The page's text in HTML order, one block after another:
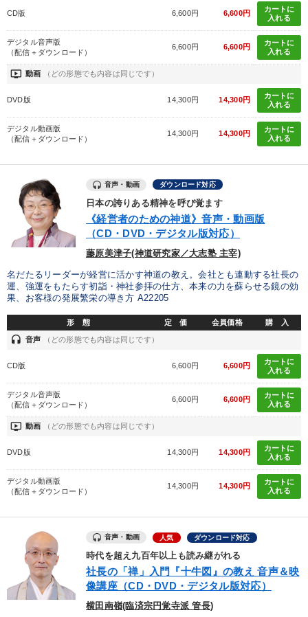
すべての音声・動画（全2076タイトル）からお探しいただけます
タグ・キーワード
未来先見 株式投資 中小企業 労務問題・リスク対策
思考法 会社を守る イノベーション 企業成長
推薦 金融 広報・PR 会長 運勢・先見
いい会社 通販
※「更新」を押すと「タグ・キーワード」を更新いただけます。
CD版 6,600円 6,600円
カートに
入れる
デジタル音声版
（配信＋ダウンロード）
6,600円 6,600円
カートに
入れる
ondemand_video 動画 （どの形態でも内容は同じです）
DVD版 14,300円 14,300円
カートに
入れる
デジタル動画版
（配信＋ダウンロード）
14,300円 14,300円
カートに
入れる
音声・動画 ダウンロード対応
日本の誇りある精神を呼び覚ます
《経営者のための神道》音声・動画版
（CD・DVD・デジタル版対応）
藤原美津子(神道研究家／大志塾 主宰)
名だたるリーダーが経営に活かす神道の教え。会社とも連動する社長の
運、強運をもたらす初詣・神社参拝の仕方、本来の力を蘇らせる鏡の効
果、お客様の発展繁栄の導き方 A22205
形 態 定 価 会員価格 購 入
headset 音声 （どの形態でも内容は同じです）
CD版 6,600円 6,600円
カートに
入れる
デジタル音声版
（配信＋ダウンロード）
6,600円 6,600円
カートに
入れる
ondemand_video 動画 （どの形態でも内容は同じです）
DVD版 14,300円 14,300円
カートに
入れる
デジタル動画版
（配信＋ダウンロード）
14,300円 14,300円
カートに
入れる
音声・動画 人気 ダウンロード対応
時代を超え九百年以上も読み継がれる
社長の「禅」入門『十牛図』の教え 音声＆映
像講座（CD・DVD・デジタル版対応）
横田南嶺(臨済宗円覚寺派 管長)